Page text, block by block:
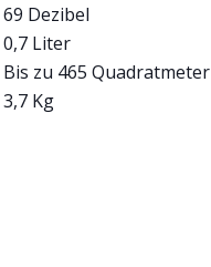
69 Dezibel
0,7 Liter
Bis zu 465 Quadratmeter
3,7 Kg